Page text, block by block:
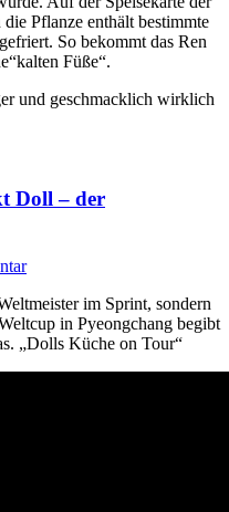
Pflanze enthält bestimmte
So bekommt das Ren
Füße“.
und geschmacklich wirklich
Doll – der
im Sprint, sondern
in Pyeongchang begibt
„Dolls Küche on Tour“